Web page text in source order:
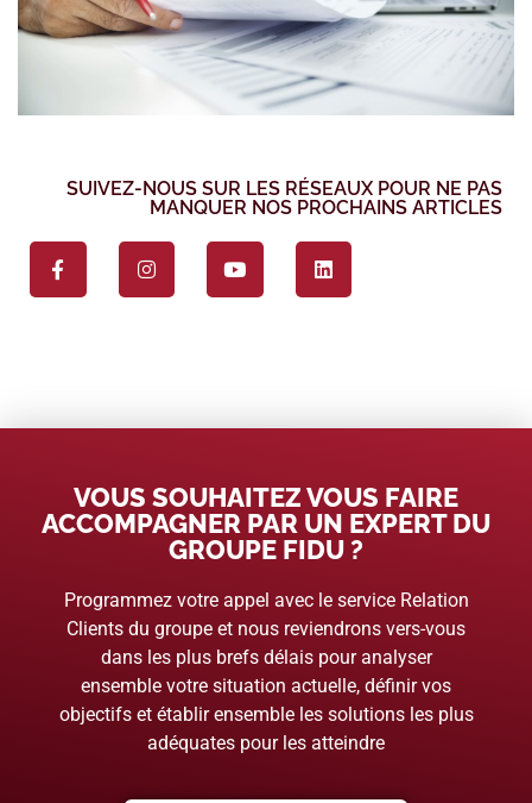
SUIVEZ-NOUS SUR LES RÉSEAUX POUR NE PAS
MANQUER NOS PROCHAINS ARTICLES
VOUS SOUHAITEZ VOUS FAIRE
ACCOMPAGNER PAR UN EXPERT DU
GROUPE FIDU ?
Programmez votre appel avec le service Relation
Clients du groupe et nous reviendrons vers-vous
dans les plus brefs délais pour analyser
ensemble votre situation actuelle, définir vos
objectifs et établir ensemble les solutions les plus
adéquates pour les atteindre